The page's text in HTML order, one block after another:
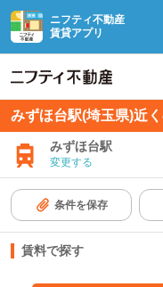
ニフティ不動産
賃貸アプリ
みずほ台駅(埼玉県)近
みずほ台駅
変更する
条件を保存
賃料で探す